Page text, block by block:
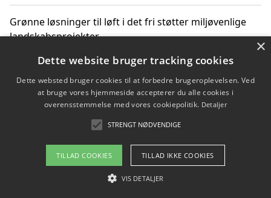
Grønne løsninger til løft i det fri støtter miljøvenlige
landskabsprojekter
Gør haven til et frirum for familien og naturen
Copyright 2026 - Pilanto Aps
Om / kontakt
Blog Betingelser
×
Dette website bruger tracking cookies
Dette websted bruger cookies til at forbedre brugeroplevelsen. Ved
at bruge vores hjemmeside accepterer du alle cookies i
overensstemmelse med vores cookiepolitik. Detaljer
STRENGT NØDVENDIGE
TILLAD COOKIES TILLAD IKKE COOKIES
VIS DETALJER